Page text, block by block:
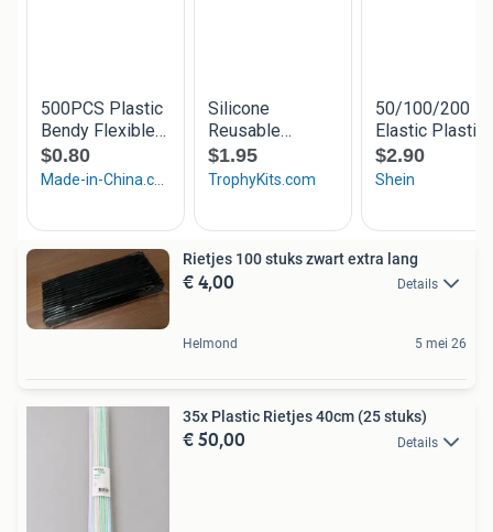
Rietjes 100 stuks zwart extra lang
€ 4,00 Details
Helmond 5 mei 26
35x Plastic Rietjes 40cm (25 stuks)
€ 50,00 Details